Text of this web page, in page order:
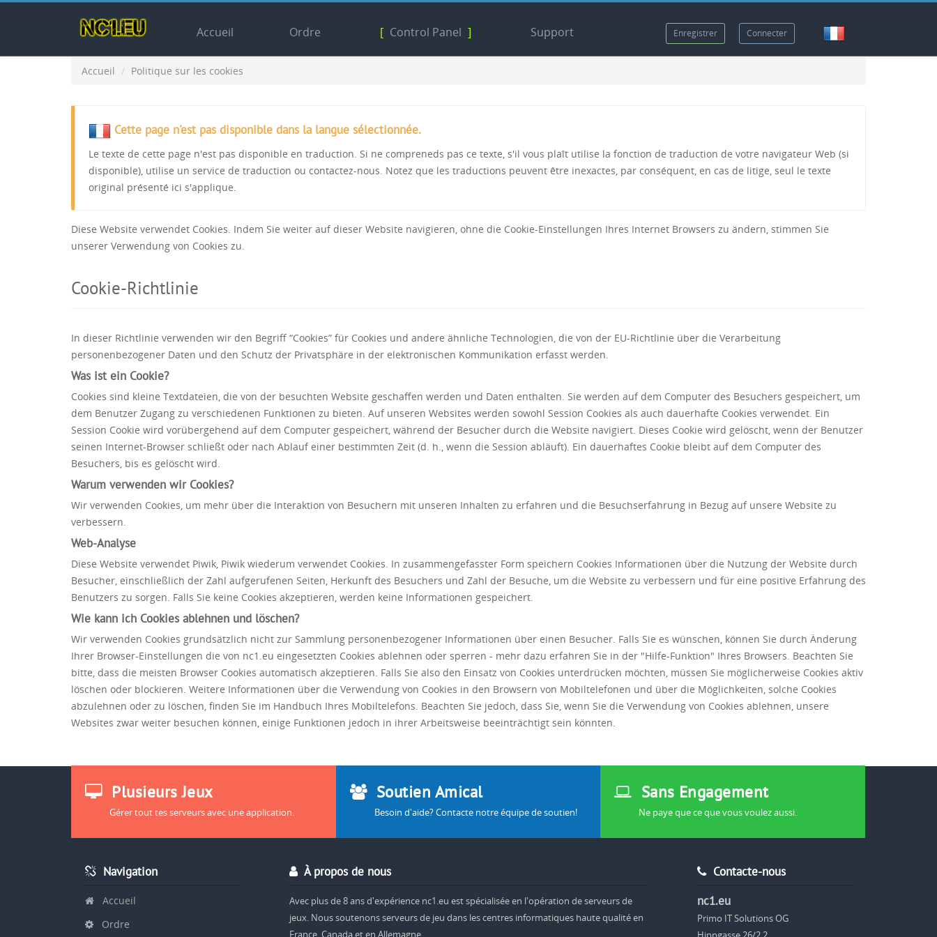
Enregistrer Connecter
Accueil Ordre [ Control Panel ] Support
Accueil Politique sur les cookies
Cette page n'est pas disponible dans la langue sélectionnée.
Le texte de cette page n'est pas disponible en traduction. Si ne compreneds pas ce texte, s'il vous plaît utilise la fonction de traduction de votre navigateur Web (si
disponible), utilise un service de traduction ou contactez-nous. Notez que les traductions peuvent être inexactes, par conséquent, en cas de litige, seul le texte
original présenté ici s'applique.
Diese Website verwendet Cookies. Indem Sie weiter auf dieser Website navigieren, ohne die Cookie-Einstellungen Ihres Internet Browsers zu ändern, stimmen Sie
unserer Verwendung von Cookies zu.
Cookie-Richtlinie
In dieser Richtlinie verwenden wir den Begriff “Cookies” für Cookies und andere ähnliche Technologien, die von der EU-Richtlinie über die Verarbeitung
personenbezogener Daten und den Schutz der Privatsphäre in der elektronischen Kommunikation erfasst werden.
Was ist ein Cookie?
Cookies sind kleine Textdateien, die von der besuchten Website geschaffen werden und Daten enthalten. Sie werden auf dem Computer des Besuchers gespeichert, um
dem Benutzer Zugang zu verschiedenen Funktionen zu bieten. Auf unseren Websites werden sowohl Session Cookies als auch dauerhafte Cookies verwendet. Ein
Session Cookie wird vorübergehend auf dem Computer gespeichert, während der Besucher durch die Website navigiert. Dieses Cookie wird gelöscht, wenn der Benutzer
seinen Internet-Browser schließt oder nach Ablauf einer bestimmten Zeit (d. h., wenn die Session abläuft). Ein dauerhaftes Cookie bleibt auf dem Computer des
Besuchers, bis es gelöscht wird.
Warum verwenden wir Cookies?
Wir verwenden Cookies, um mehr über die Interaktion von Besuchern mit unseren Inhalten zu erfahren und die Besuchserfahrung in Bezug auf unsere Website zu
verbessern.
Web-Analyse
Diese Website verwendet Piwik, Piwik wiederum verwendet Cookies. In zusammengefasster Form speichern Cookies Informationen über die Nutzung der Website durch
Besucher, einschließlich der Zahl aufgerufenen Seiten, Herkunft des Besuchers und Zahl der Besuche, um die Website zu verbessern und für eine positive Erfahrung des
Benutzers zu sorgen. Falls Sie keine Cookies akzeptieren, werden keine Informationen gespeichert.
Wie kann ich Cookies ablehnen und löschen?
Wir verwenden Cookies grundsätzlich nicht zur Sammlung personenbezogener Informationen über einen Besucher. Falls Sie es wünschen, können Sie durch Änderung
Ihrer Browser-Einstellungen die von nc1.eu eingesetzten Cookies ablehnen oder sperren - mehr dazu erfahren Sie in der "Hilfe-Funktion" Ihres Browsers. Beachten Sie
bitte, dass die meisten Browser Cookies automatisch akzeptieren. Falls Sie also den Einsatz von Cookies unterdrücken möchten, müssen Sie möglicherweise Cookies aktiv
löschen oder blockieren. Weitere Informationen über die Verwendung von Cookies in den Browsern von Mobiltelefonen und über die Möglichkeiten, solche Cookies
abzulehnen oder zu löschen, finden Sie im Handbuch Ihres Mobiltelefons. Beachten Sie jedoch, dass Sie, wenn Sie die Verwendung von Cookies ablehnen, unsere
Websites zwar weiter besuchen können, einige Funktionen jedoch in ihrer Arbeitsweise beeinträchtigt sein könnten.
Plusieurs Jeux
Gérer tout tes serveurs avec une application.
Soutien Amical
Besoin d'aide? Contacte notre équipe de soutien!
Sans Engagement
Ne paye que ce que vous voulez aussi.
Navigation
Accueil
Ordre
À propos de nous
Avec plus de 8 ans d'expérience nc1.eu est spécialisée en l'opération de serveurs de
jeux. Nous soutenons serveurs de jeu dans les centres informatiques haute qualité en
France, Canada et en Allemagne.
Contacte-nous
nc1.eu
Primo IT Solutions OG